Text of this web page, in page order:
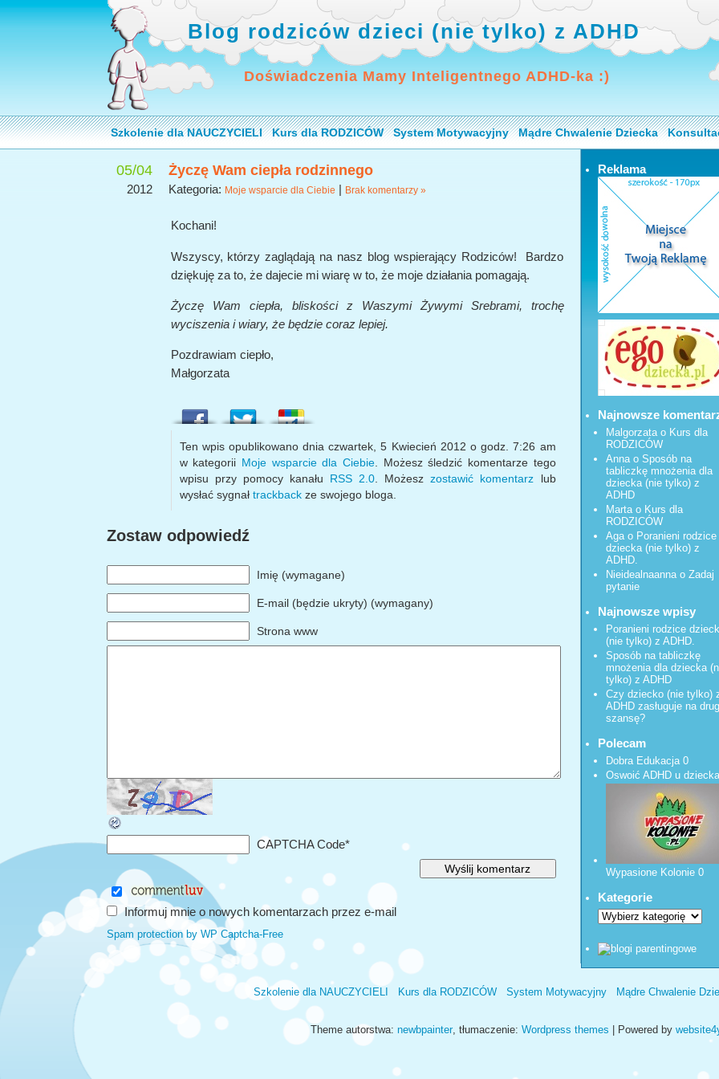
Blog rodziców dzieci (nie tylko) z ADHD
Doświadczenia Mamy Inteligentnego ADHD-ka :)
Szkolenie dla NAUCZYCIELI Kurs dla RODZICÓW System Motywacyjny Mądre Chwalenie Dziecka
05/04
2012
Życzę Wam ciepła rodzinnego
Kategoria: Moje wsparcie dla Ciebie | Brak komentarzy »
Kochani!
Wszyscy, którzy zaglądają na nasz blog wspierający Rodziców! Bardzo
dziękuję za to, że dajecie mi wiarę w to, że moje działania pomagają.
Życzę Wam ciepła, bliskości z Waszymi Żywymi Srebrami, trochę
wyciszenia i wiary, że będzie coraz lepiej.
Pozdrawiam ciepło,
Małgorzata
Ten wpis opublikowano dnia czwartek, 5 Kwiecień 2012 o godz. 7:26 am
w kategorii Moje wsparcie dla Ciebie. Możesz śledzić komentarze tego
wpisu przy pomocy kanału RSS 2.0. Możeszzostawić komentarz lub
wysłać sygnał trackbackze swojego bloga.
Zostaw odpowiedź
Imię (wymagane)
E-mail (będzie ukryty) (wymagany)
Strona www
CAPTCHA Code*
Informuj mnie o nowych komentarzach przez e-mail
Spam protection by WP Captcha-Free
Reklama
Najnowsze
Malgorzatao Kurs dla
RODZICÓW
Anna o Sposób na
tabliczkę mnożenia dla
dziecka (nie tylko) z
ADHD
Marta o Kurs dla
RODZICÓW
Aga o Poranieni rodzice
dziecka (nie tylko) z
ADHD.
Nieidealnaannao Zadaj
pytanie
Najnowsze wpisy
Poranieni rodzice
(nie tylko) z ADHD.
Sposób na tabliczkę
mnożenia dla dziecka
tylko) z ADHD
Czy dziecko (nie tylko)
ADHD zasługuje na
szansę?
Polecam
Dobra Edukacja0
Oswoić ADHD u dziecka
Wypasione Kolonie0
Kategorie
Szkolenie dla NAUCZYCIELI Kurs dla RODZICÓW System Motywacyjny Mądre Chwalenie
Theme autorstwa: newbpainter, tłumaczenie: Wordpress themes | Powered by